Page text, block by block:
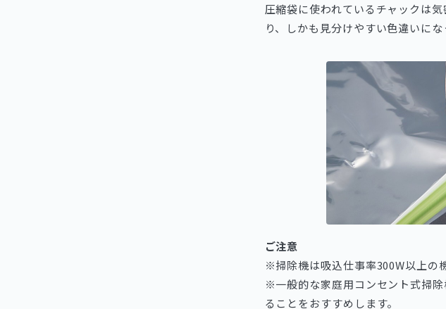
圧縮袋に使われているチャックは
り、しかも見分けやすい色違いにな
ご注意
※掃除機は吸込仕事率300W以上の
※一般的な家庭用コンセント式掃
ることをおすすめします。